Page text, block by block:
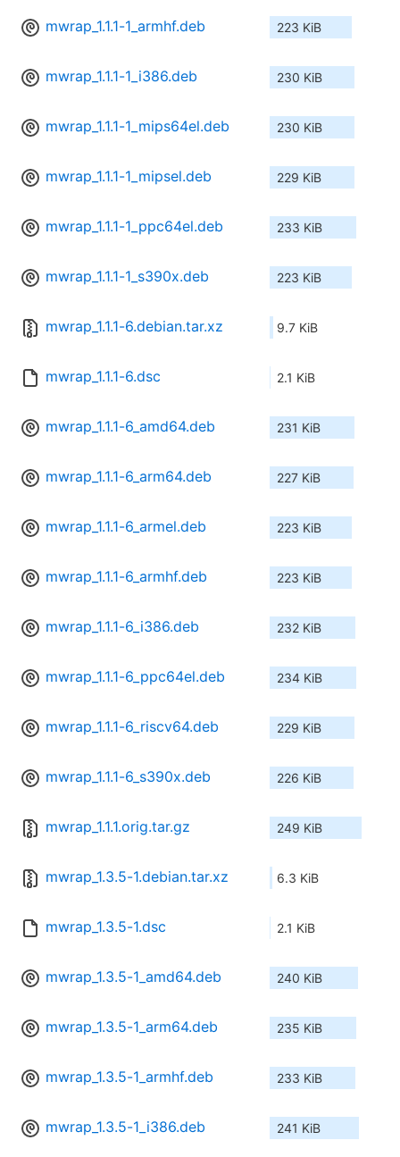
mwrap_1.1.1-1_armhf.deb 223 KiB
mwrap_1.1.1-1_i386.deb 230 KiB
mwrap_1.1.1-1_mips64el.deb 230 KiB
mwrap_1.1.1-1_mipsel.deb 229 KiB
mwrap_1.1.1-1_ppc64el.deb 233 KiB
mwrap_1.1.1-1_s390x.deb 223 KiB
mwrap_1.1.1-6.debian.tar.xz 9.7 KiB
mwrap_1.1.1-6.dsc 2.1 KiB
mwrap_1.1.1-6_amd64.deb 231 KiB
mwrap_1.1.1-6_arm64.deb 227 KiB
mwrap_1.1.1-6_armel.deb 223 KiB
mwrap_1.1.1-6_armhf.deb 223 KiB
mwrap_1.1.1-6_i386.deb 232 KiB
mwrap_1.1.1-6_ppc64el.deb 234 KiB
mwrap_1.1.1-6_riscv64.deb 229 KiB
mwrap_1.1.1-6_s390x.deb 226 KiB
mwrap_1.1.1.orig.tar.gz 249 KiB
mwrap_1.3.5-1.debian.tar.xz 6.3 KiB
mwrap_1.3.5-1.dsc 2.1 KiB
mwrap_1.3.5-1_amd64.deb 240 KiB
mwrap_1.3.5-1_arm64.deb 235 KiB
mwrap_1.3.5-1_armhf.deb 233 KiB
mwrap_1.3.5-1_i386.deb 241 KiB